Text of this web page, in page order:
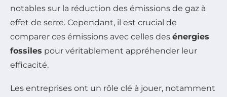
notables sur la réduction des émissions de gaz à
effet de serre. Cependant, il est crucial de
comparer ces émissions avec celles des énergies
fossiles pour véritablement appréhender leur
efficacité.
Les entreprises ont un rôle clé à jouer, notamment